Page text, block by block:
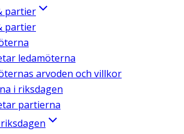
partier
partier
ledamöterna
arvoden och villkor
i riksdagen
partierna